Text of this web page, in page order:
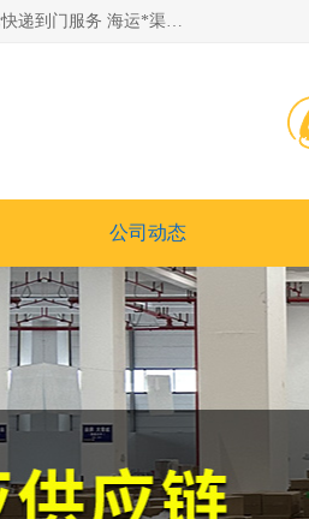
欧洲海运双清包税 美国*专线 加拿大DDP双清 墨西哥跨境空运 澳大利亚专线物流 跨境电商物流服务 国际快递到门服务 海运*渠道 一站式跨境物流解决方案 TikTok/SHEIN专线 电商平台FBA头程运输 国际铁路运输欧洲 UPS/DDHL/联邦快递跨境 美国双清到门物流 跨境*运输
公司动态